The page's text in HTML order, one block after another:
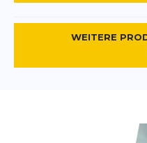
WEITERE